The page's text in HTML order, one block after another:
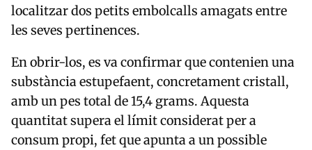
localitzar dos petits embolcalls amagats entre
les seves pertinences.
En obrir-los, es va confirmar que contenien una
substància estupefaent, concretament cristall,
amb un pes total de 15,4 grams. Aquesta
quantitat supera el límit considerat per a
consum propi, fet que apunta a un possible